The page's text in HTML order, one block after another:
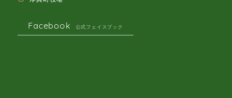
Facebook 公式フェイスブック